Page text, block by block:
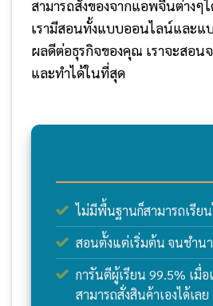
สามารถสั่งของจากแอพจีนต่างๆ
เรามีสอนทั้งแบบออนไลน์และแ
ผลดีต่อธุรกิจของคุณ เราจะสอน
และทำได้ในที่สุด
ไม่มีพื้นฐานก็สามารถเรียน
สอนตั้งแต่เริ่มต้น จนชำน
การันตีผู้เรียน 99.5% เมื่
สามารถสั่งสินค้าเองได้เลย